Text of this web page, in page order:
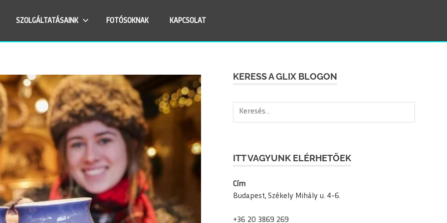
SZOLGÁLTATÁSAINK FOTÓSOKNAK KAPCSOLAT
KERESS A GLIX BLOGON
Keresés:
ITT VAGYUNK ELÉRHETŐEK
Cím
Budapest, Székely Mihály u. 4-6.
+36 20 3869 269